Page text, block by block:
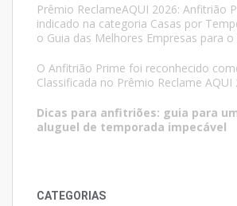
Prêmio ReclameAQUI 2026: Anfitrião
indicado na categoria Casas por
o Guia das Melhores Empresas para
O Anfitrião Prime foi reconhecido
Classificada no Prêmio Reclame AQUI
Dicas para anfitriões: guia para
aluguel de temporada impecável
CATEGORIAS